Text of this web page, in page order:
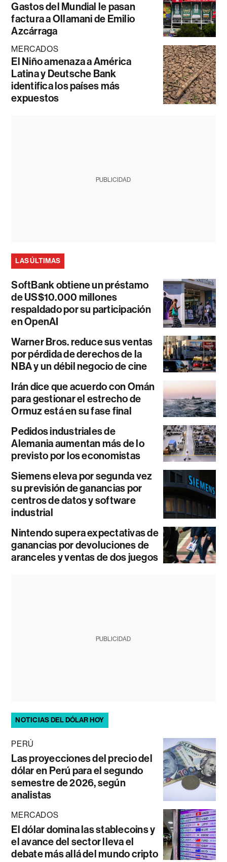
Gastos del Mundial le pasan
factura a Ollamani de Emilio
Azcárraga
MERCADOS
El Niño amenaza a América
Latina y Deutsche Bank
identifica los países más
expuestos
PUBLICIDAD
LAS ÚLTIMAS
SoftBank obtiene un préstamo
de US$10.000 millones
respaldado por su participación
en OpenAI
Warner Bros. reduce sus ventas
por pérdida de derechos de la
NBA y un débil negocio de cine
Irán dice que acuerdo con Omán
para gestionar el estrecho de
Ormuz está en su fase final
Pedidos industriales de
Alemania aumentan más de lo
previsto por los economistas
Siemens eleva por segunda vez
su previsión de ganancias por
centros de datos y software
industrial
Nintendo supera expectativas de
ganancias por devoluciones de
aranceles y ventas de dos juegos
PUBLICIDAD
NOTICIAS DEL DÓLAR HOY
PERÚ
Las proyecciones del precio del
dólar en Perú para el segundo
semestre de 2026, según
analistas
MERCADOS
El dólar domina las stablecoins y
el avance del sector lleva el
debate más allá del mundo cripto